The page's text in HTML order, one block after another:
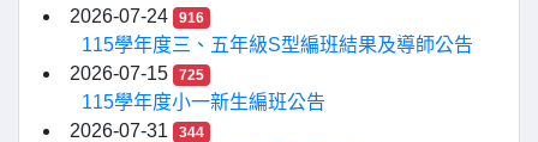
2026-07-24 916
115學年度三、五年級S型編班結果及導師公告
2026-07-15
725
115學年度小一新生編班公告
2026-07-31
344